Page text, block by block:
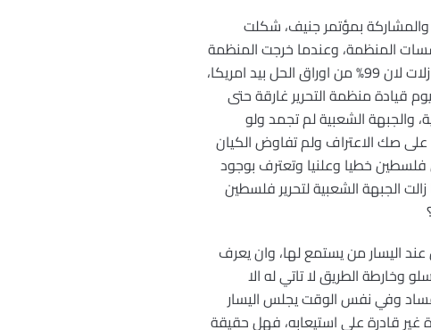
مع العملية السلمية والمشاركة بمؤتمر جنيف، شكلت
المنظمة، وعندما خرجت المنظمة
وقوات الثورة الفلسطينية من بيروت ولبنان عام 1982، وابدت القيادة الفلسطينية استعدادها لتقديم تنازلات لان 99% من اوراق الحل بيد امريكا،
قيادة منظمة التحرير غارقة حتى
والجبهة الشعبية لم تجمد ولو
ففي عام 1974 لم توقع قيادة المنظمة على صك الاعتراف ولم تفاوض الكيان
فقط، ولكن اليوم المنظمة تعترف وتفاوض وتتنازل عن 78% من ارض فلسطين خطيا وعلنيا وتعترف بوجود
وتبحث عن حلا لهم، وما زالت الجبهة الشعبية لتحرير فلسطين
اليسار من يستمع لها، وان يعرف
وخارطة الطريق لا تاتي له الا
وفي نفس الوقت يجلس اليسار
غير قادرة على استيعابه، فهل حقيقة